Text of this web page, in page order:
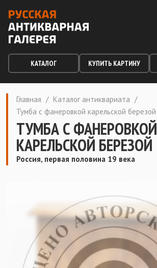
КАТАЛОГ КУПИТЬ КАРТИНУ
Главная / Каталог антиквариата /
Тумба с фанеровкой карельской березой
ТУМБА С ФАНЕРОВКОЙ
КАРЕЛЬСКОЙ БЕРЕЗОЙ
Россия, первая половина 19 века